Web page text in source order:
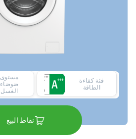
فئة كفاءة
الطاقة
مستوى
ضوضاء
الغسل
نقاط البيع